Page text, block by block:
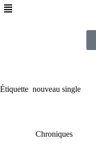
Étiquette nouveau single
Chroniques